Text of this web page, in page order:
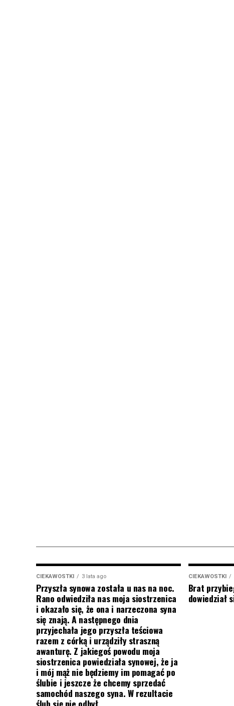
CIEKAWOSTKI 3 lata ago
Przyszła synowa została u nas na noc.
Rano odwiedziła nas moja siostrzenica
i okazało się, że ona i narzeczona syna
się znają. A następnego dnia
przyjechała jego przyszła teściowa
razem z córką i urządziły straszną
awanturę. Z jakiegoś powodu moja
siostrzenica powiedziała synowej, że ja
i mój mąż nie będziemy im pomagać po
ślubie i jeszcze że chcemy sprzedać
samochód naszego syna. W rezultacie
CIEKAWOSTKI
Brat
dowiedział